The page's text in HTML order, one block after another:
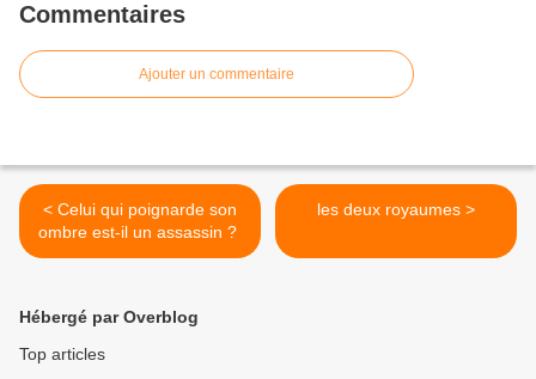
Commentaires
Ajouter un commentaire
< Celui qui poignarde son
ombre est-il un assassin ?
les deux royaumes >
Hébergé par Overblog
Top articles